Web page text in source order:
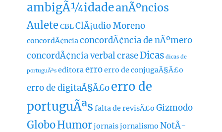
ambigÃ¼idadeanÃºncios
AuleteCBLClÃ¡udio Moreno
concordÃ¢nciaconcordÃ¢ncia de nÃºmero
concordÃ¢ncia verbalcraseDicas dicas de
portuguÃªs editoraerroerro de conjugaÃ§Ã£o
erro de digitaÃ§Ã£oerro de
portuguÃªs falta de revisÃ£o Gizmodo
GloboHumorjornaisjornalismo NotÃ­